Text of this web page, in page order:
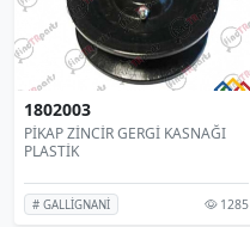
1802003
PİKAP ZİNCİR GERGİ KASNAĞI
PLASTİK
# GALLİGNANİ 1285